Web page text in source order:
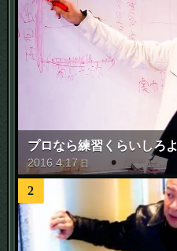
プロなら練習くらいしろよ
2016 .4.17 日
2